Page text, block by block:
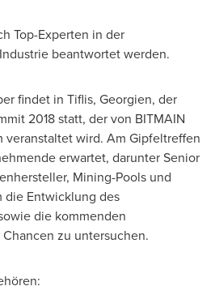
Top-Experten in der
beantwortet werden.
findet in Tiflis, Georgien, der
2018 statt, der von BITMAIN
veranstaltet wird. Am Gipfeltreffen
erwartet, darunter Senior
Mining-Pools und
die Entwicklung des
die kommenden
zu untersuchen.